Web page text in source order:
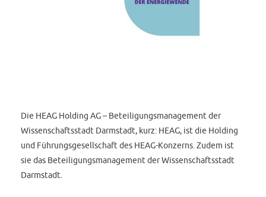
Die HEAG Holding AG – Beteiligungsmanagement der
Wissenschaftsstadt Darmstadt, kurz: HEAG, ist die Holding
und Führungsgesellschaft des HEAG-Konzerns. Zudem ist
sie das Beteiligungsmanagement der Wissenschaftsstadt
Darmstadt.